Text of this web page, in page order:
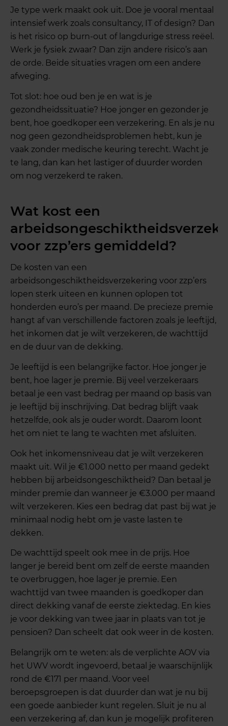
Je type werk maakt ook uit. Doe je vooral mentaal
intensief werk zoals consultancy, IT of design? Dan
is het risico op burn-out of langdurige stress reëel.
Werk je fysiek zwaar? Dan zijn andere risico’s aan
de orde. Beide situaties vragen om een andere
afweging.
Tot slot: hoe oud ben je en wat is je
gezondheidssituatie? Hoe jonger en gezonder je
bent, hoe goedkoper een verzekering. En als je nu
nog geen gezondheidsproblemen hebt, kun je
vaak zonder medische keuring terecht. Wacht je
te lang, dan kan het lastiger of duurder worden
om nog verzekerd te raken.
Wat kost een
voor zzp’ers gemiddeld?
De kosten van een
arbeidsongeschiktheidsverzekering voor zzp’ers
lopen sterk uiteen en kunnen oplopen tot
honderden euro’s per maand. De precieze premie
hangt af van verschillende factoren zoals je leeftijd,
het inkomen dat je wilt verzekeren, de wachttijd
en de duur van de dekking.
Je leeftijd is een belangrijke factor. Hoe jonger je
bent, hoe lager je premie. Bij veel verzekeraars
betaal je een vast bedrag per maand op basis van
je leeftijd bij inschrijving. Dat bedrag blijft vaak
hetzelfde, ook als je ouder wordt. Daarom loont
het om niet te lang te wachten met afsluiten.
Ook het inkomensniveau dat je wilt verzekeren
maakt uit. Wil je €1.000 netto per maand gedekt
hebben bij arbeidsongeschiktheid? Dan betaal je
minder premie dan wanneer je €3.000 per maand
wilt verzekeren. Kies een bedrag dat past bij wat je
minimaal nodig hebt om je vaste lasten te
dekken.
De wachttijd speelt ook mee in de prijs. Hoe
langer je bereid bent om zelf de eerste maanden
te overbruggen, hoe lager je premie. Een
wachttijd van twee maanden is goedkoper dan
direct dekking vanaf de eerste ziektedag. En kies
je voor dekking van twee jaar in plaats van tot je
pensioen? Dan scheelt dat ook weer in de kosten.
Belangrijk om te weten: als de verplichte AOV via
het UWV wordt ingevoerd, betaal je waarschijnlijk
rond de €171 per maand. Voor veel
beroepsgroepen is dat duurder dan wat je nu bij
een goede aanbieder kunt regelen. Sluit je nu al
een verzekering af, dan kun je mogelijk profiteren